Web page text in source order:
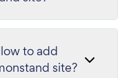
to add
site?